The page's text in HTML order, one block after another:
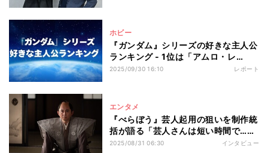
ホビー
『ガンダム』シリーズの好きな主人公
ランキング - 1位は「アムロ・レ
イ」、2位・3位は?
2025/09/30 16:10 レポート
エンタメ
『べらぼう』芸人起用の狙いを制作統
括が語る「芸人さんは短い時間で…」
有吉弘行の演技も称賛
2025/08/31 06:30 インタビュー